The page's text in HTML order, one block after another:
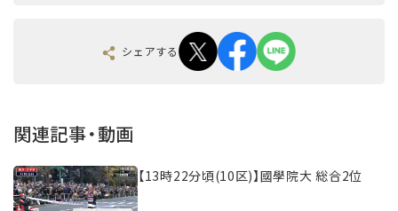
シェアする
関連記事・動画
【13時22分頃(10区)】國學院大 総合2位